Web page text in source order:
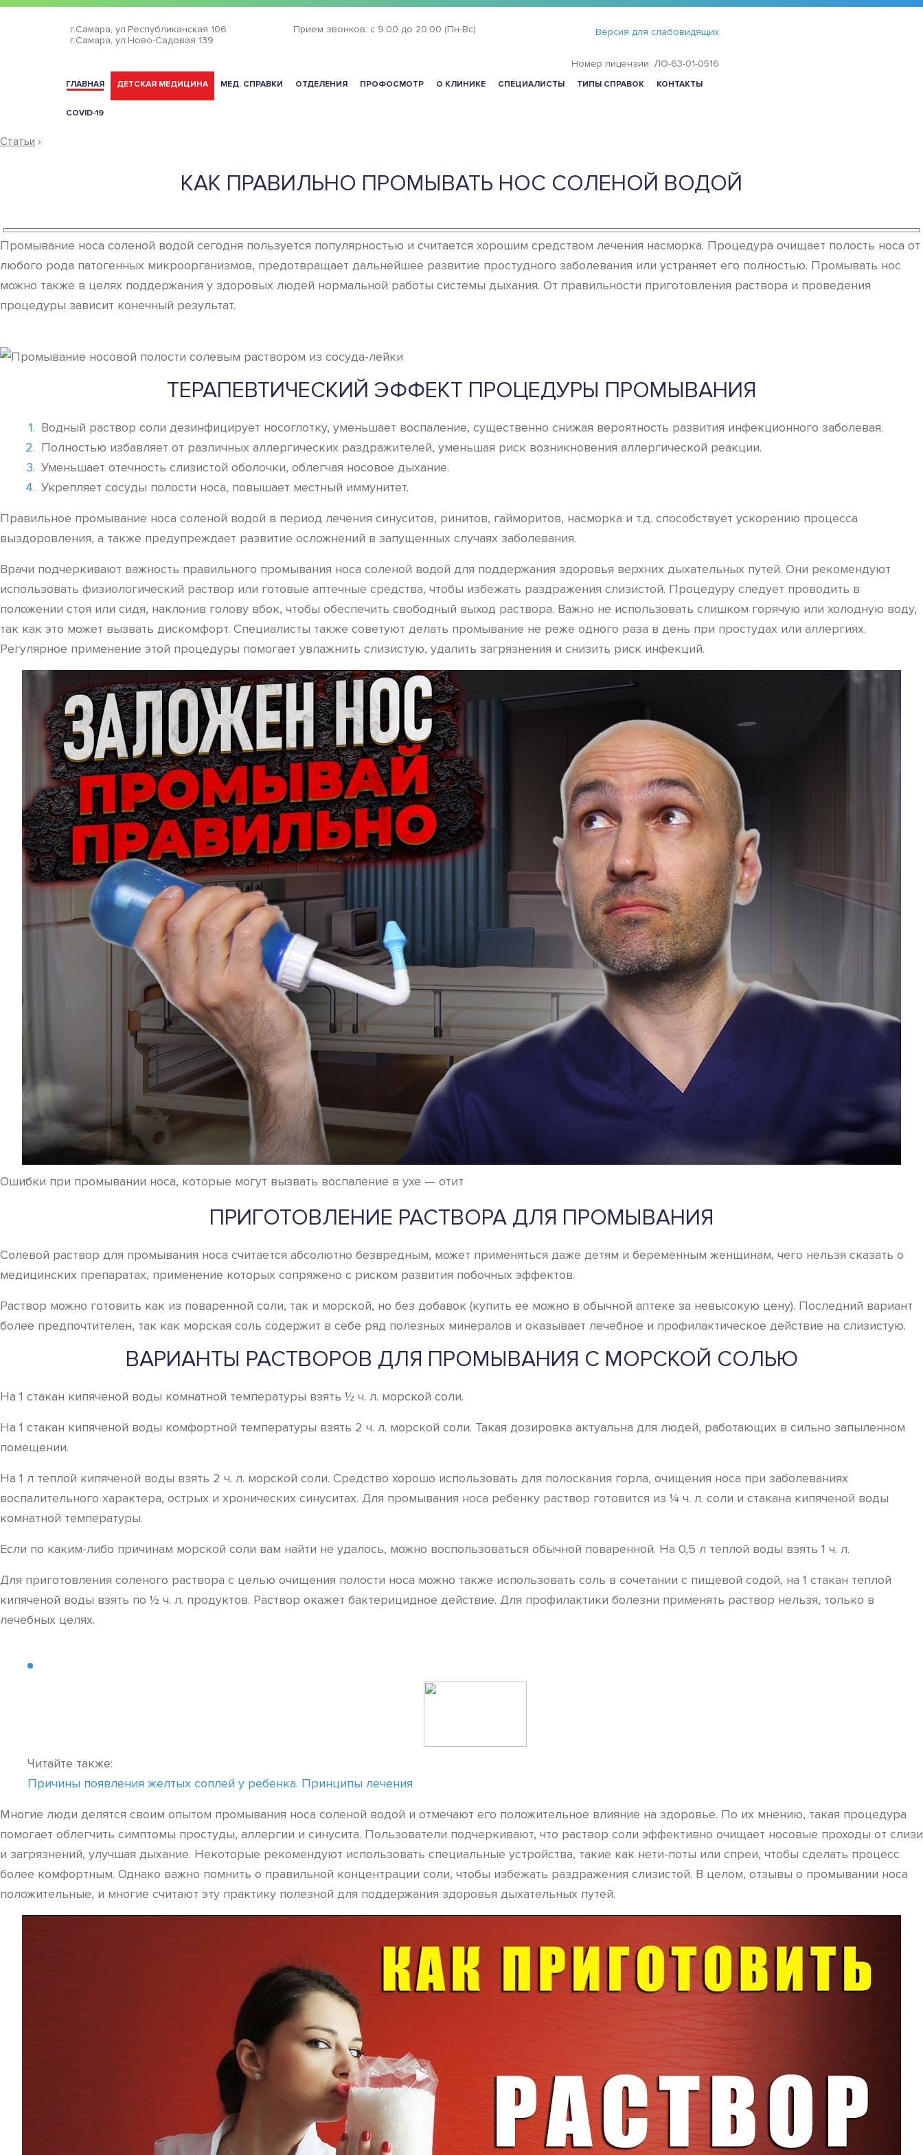
г.Самара, ул.Республиканская 106
г.Самара, ул.Ново-Садовая 139
Прием звонков: с 9:00 до 20:00 (Пн-Вс) Версия для слабовидящих
Номер лицензии: ЛО-63-01-0516
ГЛАВНАЯ ДЕТСКАЯ МЕДИЦИНА МЕД. СПРАВКИ ОТДЕЛЕНИЯ ПРОФОСМОТР О КЛИНИКЕ СПЕЦИАЛИСТЫ ТИПЫ СПРАВОК КОНТАКТЫ
COVID-19
Статьи ›
КАК ПРАВИЛЬНО ПРОМЫВАТЬ НОС СОЛЕНОЙ ВОДОЙ
Промывание носа соленой водой сегодня пользуется популярностью и считается хорошим средством лечения насморка. Процедура очищает полость носа от
любого рода патогенных микроорганизмов, предотвращает дальнейшее развитие простудного заболевания или устраняет его полностью. Промывать нос
можно также в целях поддержания у здоровых людей нормальной работы системы дыхания. От правильности приготовления раствора и проведения
процедуры зависит конечный результат.
ТЕРАПЕВТИЧЕСКИЙ ЭФФЕКТ ПРОЦЕДУРЫ ПРОМЫВАНИЯ
Водный раствор соли дезинфицирует носоглотку, уменьшает воспаление, существенно снижая вероятность развития инфекционного заболевая.
Полностью избавляет от различных аллергических раздражителей, уменьшая риск возникновения аллергической реакции.
Уменьшает отечность слизистой оболочки, облегчая носовое дыхание.
Укрепляет сосуды полости носа, повышает местный иммунитет.
Правильное промывание носа соленой водой в период лечения синуситов, ринитов, гайморитов, насморка и т.д. способствует ускорению процесса
выздоровления, а также предупреждает развитие осложнений в запущенных случаях заболевания.
Врачи подчеркивают важность правильного промывания носа соленой водой для поддержания здоровья верхних дыхательных путей. Они рекомендуют
использовать физиологический раствор или готовые аптечные средства, чтобы избежать раздражения слизистой. Процедуру следует проводить в
положении стоя или сидя, наклонив голову вбок, чтобы обеспечить свободный выход раствора. Важно не использовать слишком горячую или холодную воду,
так как это может вызвать дискомфорт. Специалисты также советуют делать промывание не реже одного раза в день при простудах или аллергиях.
Регулярное применение этой процедуры помогает увлажнить слизистую, удалить загрязнения и снизить риск инфекций.
Ошибки при промывании носа, которые могут вызвать воспаление в ухе — отит
ПРИГОТОВЛЕНИЕ РАСТВОРА ДЛЯ ПРОМЫВАНИЯ
Солевой раствор для промывания носа считается абсолютно безвредным, может применяться даже детям и беременным женщинам, чего нельзя сказать о
медицинских препаратах, применение которых сопряжено с риском развития побочных эффектов.
Раствор можно готовить как из поваренной соли, так и морской, но без добавок (купить ее можно в обычной аптеке за невысокую цену). Последний вариант
более предпочтителен, так как морская соль содержит в себе ряд полезных минералов и оказывает лечебное и профилактическое действие на слизистую.
ВАРИАНТЫ РАСТВОРОВ ДЛЯ ПРОМЫВАНИЯ С МОРСКОЙ СОЛЬЮ
На 1 стакан кипяченой воды комнатной температуры взять ½ ч. л. морской соли.
На 1 стакан кипяченой воды комфортной температуры взять 2 ч. л. морской соли. Такая дозировка актуальна для людей, работающих в сильно запыленном
помещении.
На 1 л теплой кипяченой воды взять 2 ч. л. морской соли. Средство хорошо использовать для полоскания горла, очищения носа при заболеваниях
воспалительного характера, острых и хронических синуситах. Для промывания носа ребенку раствор готовится из ¼ ч. л. соли и стакана кипяченой воды
комнатной температуры.
Если по каким-либо причинам морской соли вам найти не удалось, можно воспользоваться обычной поваренной. На 0,5 л теплой воды взять 1 ч. л.
Для приготовления соленого раствора с целью очищения полости носа можно также использовать соль в сочетании с пищевой содой, на 1 стакан теплой
кипяченой воды взять по ½ ч. л. продуктов. Раствор окажет бактерицидное действие. Для профилактики болезни применять раствор нельзя, только в
лечебных целях.
Читайте также:
Причины появления желтых соплей у ребенка. Принципы лечения
Многие люди делятся своим опытом промывания носа соленой водой и отмечают его положительное влияние на здоровье. По их мнению, такая процедура
помогает облегчить симптомы простуды, аллергии и синусита. Пользователи подчеркивают, что раствор соли эффективно очищает носовые проходы от слизи
и загрязнений, улучшая дыхание. Некоторые рекомендуют использовать специальные устройства, такие как нети-поты или спреи, чтобы сделать процесс
более комфортным. Однако важно помнить о правильной концентрации соли, чтобы избежать раздражения слизистой. В целом, отзывы о промывании носа
положительные, и многие считают эту практику полезной для поддержания здоровья дыхательных путей.